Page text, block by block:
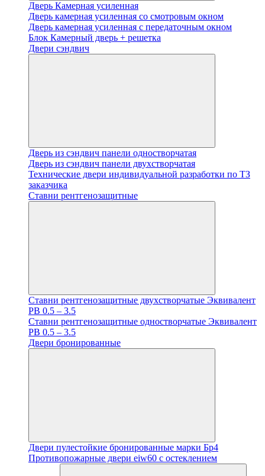
Дверь Камерная усиленная
Дверь камерная усиленная со смотровым окном
Дверь камерная усиленная с передаточным окном
Блок Камерный дверь + решетка
Двери сэндвич
Дверь из сэндвич панели одностворчатая
Дверь из сэндвич панели двухстворчатая
Технические двери индивидуальной разработки по ТЗ
заказчика
Ставни рентгенозащитные
Ставни рентгенозащитные двухстворчатые Эквивалент
PB 0.5 – 3.5
Ставни рентгенозащитные одностворчатые Эквивалент
PB 0.5 – 3.5
Двери бронированные
Двери пулестойкие бронированные марки Бр4
Противопожарные двери eiw60 с остеклением